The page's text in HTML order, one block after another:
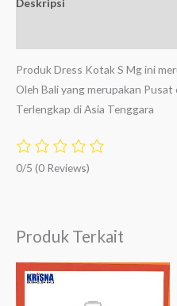
Deskripsi
Produk Dress Kotak S Mg ini
Oleh Bali yang merupakan
Terlengkap di Asia Tenggara
0/5 (0 Reviews)
Produk Terkait